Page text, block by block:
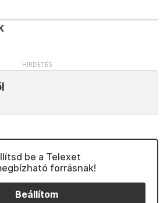
be a Telexet
forrásnak!
Beállítom